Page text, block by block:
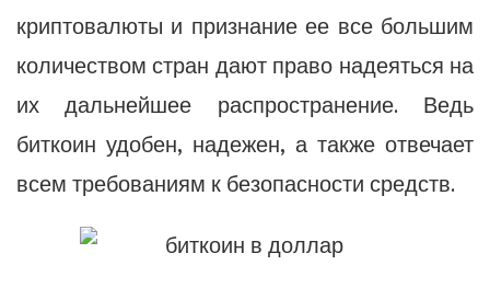
криптовалюты и признание ее все большим
количеством стран дают право надеяться на
их дальнейшее распространение. Ведь
биткоин удобен, надежен, а также отвечает
всем требованиям к безопасности средств.